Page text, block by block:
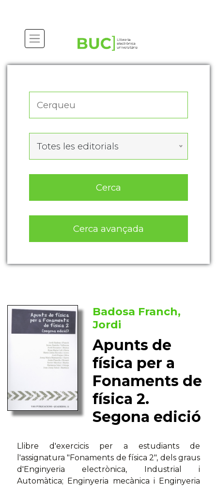
Totes les editorials
Cerca
Cerca avançada
Badosa Franch,
Jordi
Apunts de
física per a
Fonaments de
física 2.
Segona edició
Llibre d'exercicis per a estudiants de
l'assignatura "Fonaments de física 2", dels graus
d'Enginyeria electrònica, Industrial i
Automàtica; Enginyeria mecànica i Enginyeria